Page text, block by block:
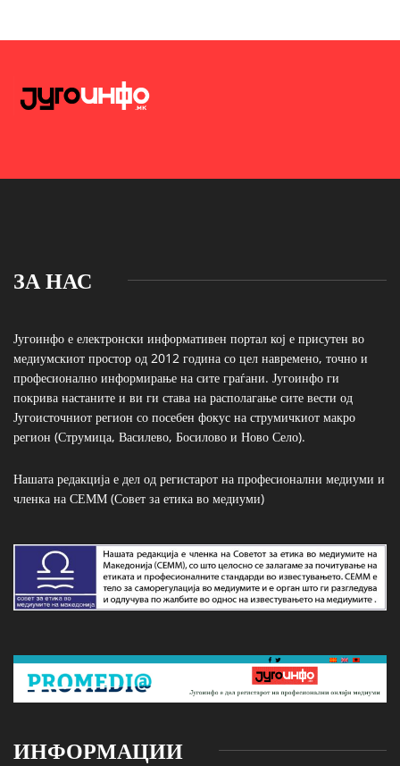
ЗА НАС
Југоинфо е електронски информативен портал кој е присутен во
медиумскиот простор од 2012 година со цел навремено, точно и
професионално информирање на сите граѓани. Југоинфо ги
покрива настаните и ви ги става на располагање сите вести од
Југоисточниот регион со посебен фокус на струмичкиот макро
регион (Струмица, Василево, Босилово и Ново Село).
Нашата редакција е дел од регистарот на професионални медиуми и
членка на СЕММ (Совет за етика во медиуми)
ИНФОРМАЦИИ